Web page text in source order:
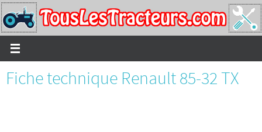
Passer
vers
le
contenu
Fiche technique Renault 85-32 TX